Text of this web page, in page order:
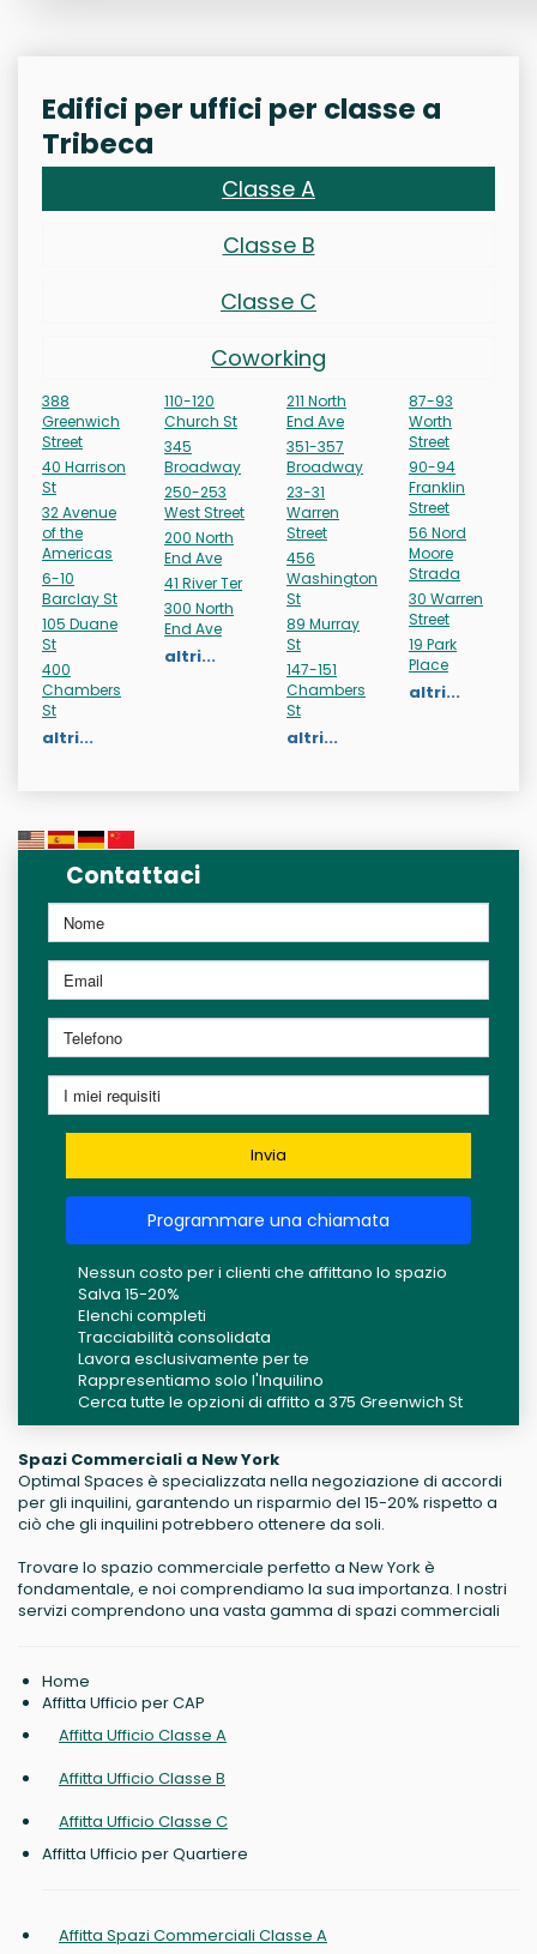
Edifici per uffici per classe a
Tribeca
Classe A
Classe B
Classe C
Coworking
388
Greenwich
Street
40 Harrison
St
32 Avenue
of the
Americas
6-10
Barclay St
105 Duane
St
400
Chambers
St
altri...
110-120
Church St
345
Broadway
250-253
West Street
200 North
End Ave
41 River Ter
300 North
End Ave
altri...
211 North
End Ave
351-357
Broadway
23-31
Warren
Street
456
Washington
St
89 Murray
St
147-151
Chambers
St
altri...
87-93
Worth
Street
90-94
Franklin
Street
56 Nord
Moore
Strada
30 Warren
Street
19 Park
Place
altri...
Contattaci
Invia
Programmare una chiamata
Nessun costo per i clienti che affittano lo spazio
Salva 15-20%
Elenchi completi
Tracciabilità consolidata
Lavora esclusivamente per te
Rappresentiamo solo l'Inquilino
Cerca tutte le opzioni di affitto a 375 Greenwich St
Spazi Commerciali a New York
Optimal Spaces è specializzata nella negoziazione di accordi
per gli inquilini, garantendo un risparmio del 15-20% rispetto a
ciò che gli inquilini potrebbero ottenere da soli.
Trovare lo spazio commerciale perfetto a New York è
fondamentale, e noi comprendiamo la sua importanza. I nostri
servizi comprendono una vasta gamma di spazi commerciali
Home
Affitta Ufficio per CAP
Affitta Ufficio Classe A
Affitta Ufficio Classe B
Affitta Ufficio Classe C
Affitta Ufficio per Quartiere
Affitta Spazi Commerciali Classe A